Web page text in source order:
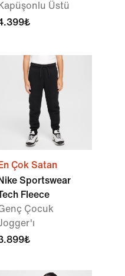
Kapüşonlu Üstü
En Çok Satan
Nike Sportswear
Fleece
Çocuk